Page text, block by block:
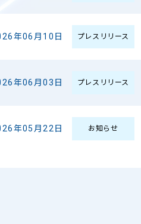
年06月10日 プレスリリース
年06月03日 プレスリリース
年05月22日 お知らせ